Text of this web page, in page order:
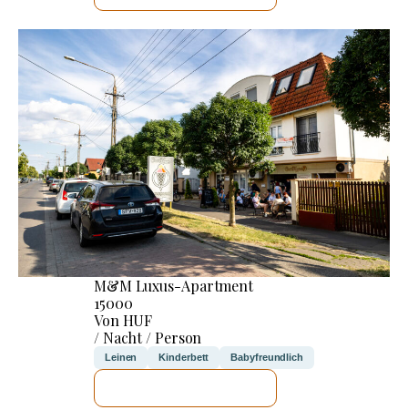
M&M Luxus-Apartment
15000
Von HUF
/ Nacht / Person
Leinen Kinderbett Babyfreundlich